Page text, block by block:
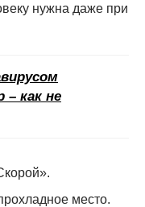
нужна даже при
– как не
место.